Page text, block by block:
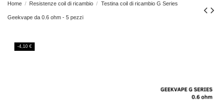
Home Resistenze coil di ricambio Testina coil di ricambio G Series
Geekvape da 0.6 ohm - 5 pezzi
-4,10 €